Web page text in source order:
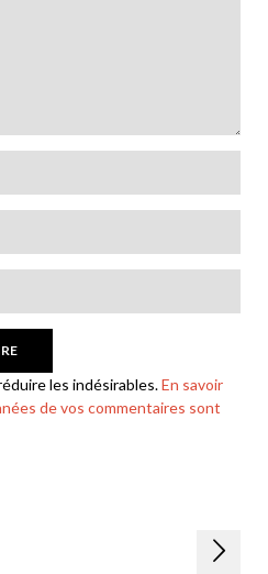
les indésirables.En savoir
de vos commentaires sont